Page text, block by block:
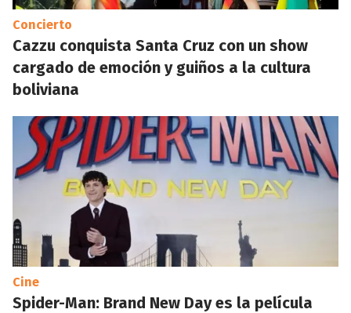
Concierto
Cazzu conquista Santa Cruz con un show
cargado de emoción y guiños a la cultura
boliviana
Cine
Spider-Man: Brand New Day es la película